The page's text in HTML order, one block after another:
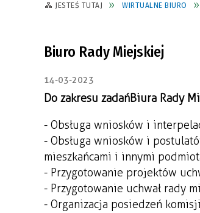
WŁADZE MIASTA
URZĄD STANU CYWILNEGO
RADA MIEJSKA
STRATEGIE, PLANY,
FUNDUSZE ZEWNĘTRZNE
INFORMACJE O MIEŚCIE
PARTNERZY, NGO
JEDNOSTKI MIEJSKIE
INWESTYCJE MIEJSKIE
POWIATOWY LIDER
PRZEDSIĘBIORCZOŚCI
WAŻNE TELEFONY
SPORT
SZLAKI TURYSTYCZNE
ZABYTKI
ZAŁATW SPRAWĘ
BEZPIECZEŃSTWO
ZWIERZĘTA W GMINIE
POMIAR SATYSFAKCJI
INFORMATOR
KOMUNIKACJA I
ZAGOSPODAROWANIE
PRZESTRZENNE
JESTEŚ TUTAJ WIRTUALNE BIURO
Biuro Rady Miejskiej
14-03-2023
Do zakresu zadań Biura Rady
- Obsługa wniosków i
- Obsługa wniosków i
mieszkańcami i innymi
- Przygotowanie projektów
- Przygotowanie uchwał rady
- Organizacja posiedzeń